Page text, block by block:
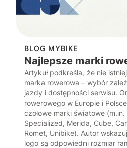
BLOG MYBIKE
Najlepsze marki
Artykuł podkreśla, że nie
marka rowerowa – wybór
jazdy i dostępności serwisu.
rowerowego w Europie i
czołowe marki światowe (m.in.
Specialized, Merida, Cube,
Romet, Unibike). Autor
logo są odpowiedni rozmiar